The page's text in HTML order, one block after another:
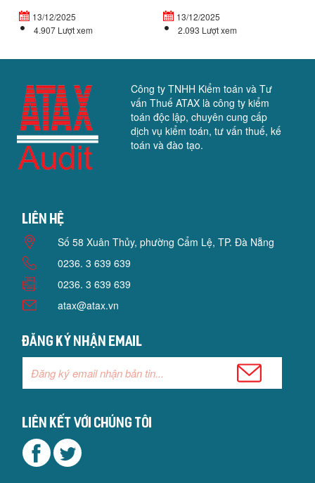
13/12/2025
4.907 Lượt xem
13/12/2025
2.093 Lượt xem
Công ty TNHH Kiểm toán và Tư
vấn Thuế ATAX là công ty kiểm
toán độc lập, chuyên cung cấp
dịch vụ kiểm toán, tư vấn thuế, kế
toán và đào tạo.
Liên hệ
Số 58 Xuân Thủy, phường Cẩm Lệ, TP. Đà Nẵng
0236. 3 639 639
0236. 3 639 639
atax@atax.vn
Đăng ký nhận email
Liên kết với chúng tôi